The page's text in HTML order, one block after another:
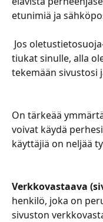
etunimiä ja
​​Jos
tiukat sinulle, alla
tekemään sivustosi
​​​​​​​​​​On tärkeää
voivat käydä
käyttäjiä on neljää
Verkkovastaava
henkilö, joka on
sivuston